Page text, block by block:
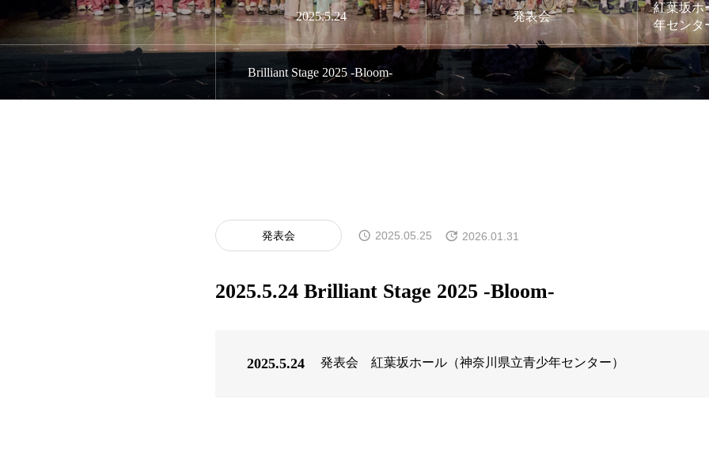
2025.5.24 発表会
紅葉坂ホ
年センタ
Brilliant Stage 2025 -Bloom-
発表会 2025.05.25 2026.01.31
2025.5.24 Brilliant Stage 2025 -Bloom-
2025.5.24 発表会 紅葉坂ホール（神奈川県立青少年センター）